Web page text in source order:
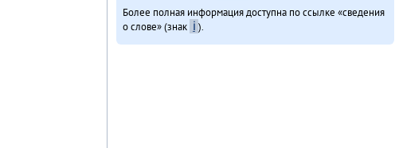
Более полная информация доступна по ссылке «сведения
о слове» (знак ℹ ).